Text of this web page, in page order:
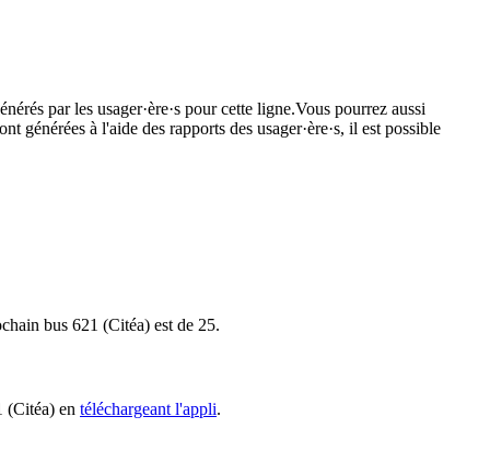
par les usager·ère·s pour cette ligne.Vous pourrez aussi
générées à l'aide des rapports des usager·ère·s, il est possible
bus 621 (Citéa) est de 25.
(Citéa) en téléchargeant l'appli.